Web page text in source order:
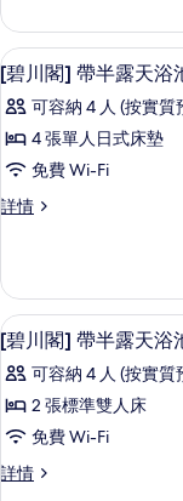
帶
露
天
浴
池
的
客
相
片
露
天
浴
池
的
客
詳
情
載
入
所
有
川
帶
半
露
天
浴
池
的
5
[碧川閣] 帶半露天浴
可容納 4 人 (按實質
4 張單人日式床墊
免費 Wi-Fi
詳情
[碧
半
露
天
浴
池
的
房
詳
情
載
入
所
有
川
7
[碧川閣] 帶半露天浴
可容納 4 人 (按實質
2 張標準雙人床
免費 Wi-Fi
詳情
[碧